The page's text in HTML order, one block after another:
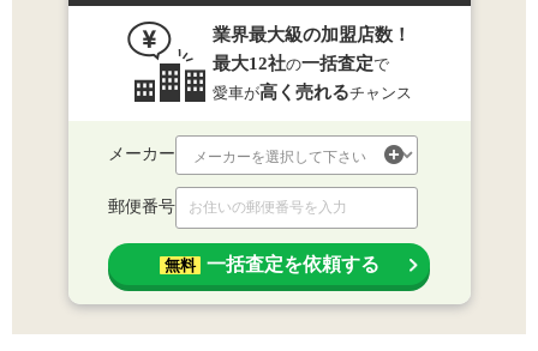
業界最大級の加盟店数！
最大12社の一括査定で
愛車が高く売れるチャンス
メーカー
郵便番号
無料 一括査定を依頼する